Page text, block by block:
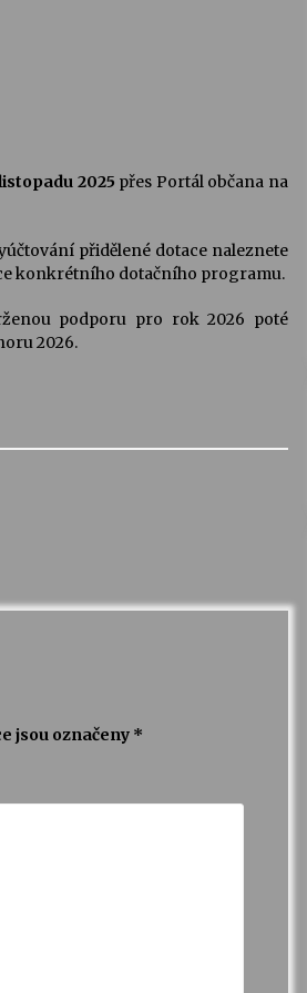
2025 přes Portál občana na
přidělené dotace naleznete
konkrétního dotačního programu.
podporu pro rok 2026 poté
2026.
jsou označeny *